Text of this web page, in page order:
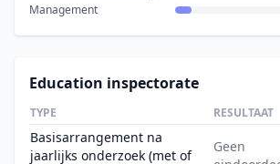
Management
Education inspectorate
TYPE RESULTAAT
Basisarrangement na
jaarlijks onderzoek (met of
Geen